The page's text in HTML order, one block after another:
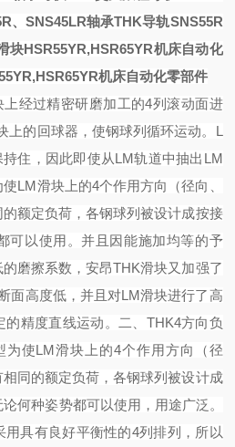
、SNS45LR轴承THK导轨SNS55R
块HSR55YR,HSR65YR机床自动化
机床自动化零部件
上经过精密研磨加工的4列滚动面进
的回球器，使钢球列循环运动。 L
住，因此即使从LM轨道中抽出LM
使LM滑块上的4个作用方向（径向、
额定负荷，各钢球列被设计成按接
可以使用。并且因能施加均等的予
磨擦系数，安昂THK滑块又加强了
面高度低，并且对LM滑块进行了高
精度直线运动。
二、 THK4方向负
为使LM滑块上的4个作用方向（径
同的额定负荷，各钢球列被设计成
何种姿势都可以使用，用途广泛。
用具有良好平衡性的4列排列，所以